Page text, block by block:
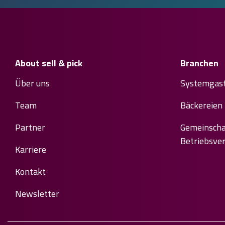
About sell & pick
Über uns
Team
Partner
Karriere
Kontakt
Newsletter
Branchen
Bäckereien